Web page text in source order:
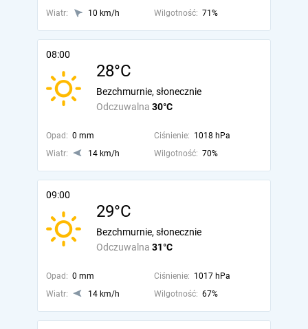
Wiatr: 10 km/h Wilgotność: 71%
08:00
28°C
Odczuwalna 30°C
Bezchmurnie, słonecznie
Opad: 0 mm Ciśnienie: 1018 hPa
Wiatr:
14 km/h Wilgotność: 70%
09:00
29°C
Odczuwalna 31°C
Bezchmurnie, słonecznie
Opad: 0 mm Ciśnienie: 1017 hPa
Wiatr:
14 km/h Wilgotność: 67%